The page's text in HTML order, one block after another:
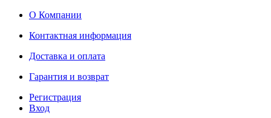
О Компании
Контактная информация
Доставка и оплата
Гарантия и возврат
Регистрация
Вход